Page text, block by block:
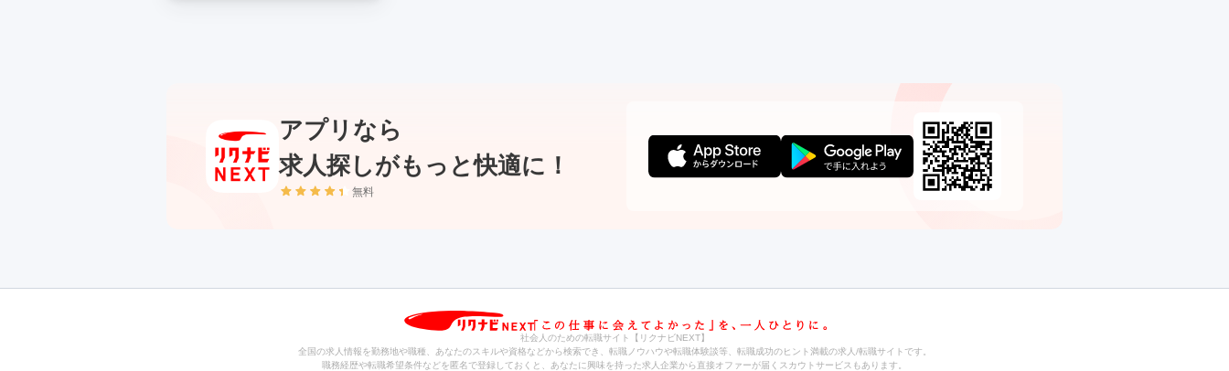
アプリなら
求人探しがもっと快適に！
無料
社会人のための転職サイト【リクナビNEXT】
全国の求人情報を勤務地や職種、あなたのスキルや資格などから検索でき、転職ノウハウや転職体験談等、転職成功のヒント満載の求人/転職サイトです。
職務経歴や転職希望条件などを匿名で登録しておくと、あなたに興味を持った求人企業から直接オファーが届くスカウトサービスもあります。